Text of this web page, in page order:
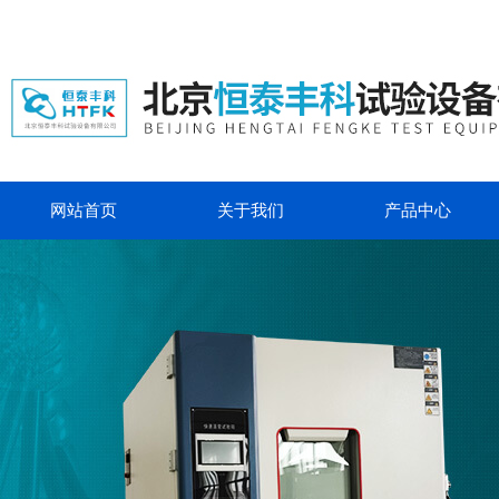
网站首页 关于我们 产品中心